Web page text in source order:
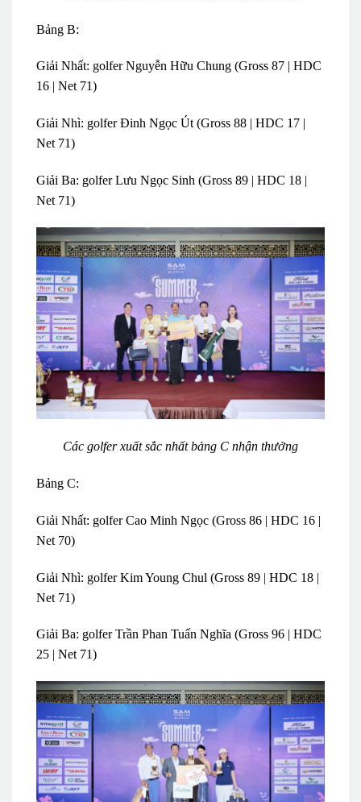
Bảng B:
Giải Nhất: golfer Nguyễn Hữu Chung (Gross 87 | HDC
16 | Net 71)
Giải Nhì: golfer Đinh Ngọc Út (Gross 88 | HDC 17 |
Net 71)
Giải Ba: golfer Lưu Ngọc Sinh (Gross 89 | HDC 18 |
Net 71)
Các golfer xuất sắc nhất bảng C nhận thưởng
Bảng C:
Giải Nhất: golfer Cao Minh Ngọc (Gross 86 | HDC 16 |
Net 70)
Giải Nhì: golfer Kim Young Chul (Gross 89 | HDC 18 |
Net 71)
Giải Ba: golfer Trần Phan Tuấn Nghĩa (Gross 96 | HDC
25 | Net 71)